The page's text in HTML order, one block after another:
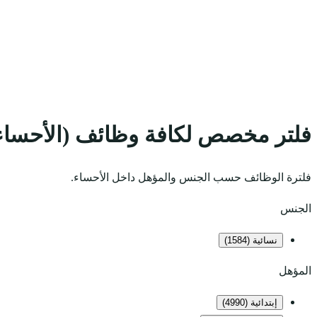
فلتر مخصص لكافة وظائف
فلترة الوظائف حسب الجنس والمؤهل داخل الأحساء.
الجنس
نسائية (1584)
المؤهل
إبتدائية (4990)